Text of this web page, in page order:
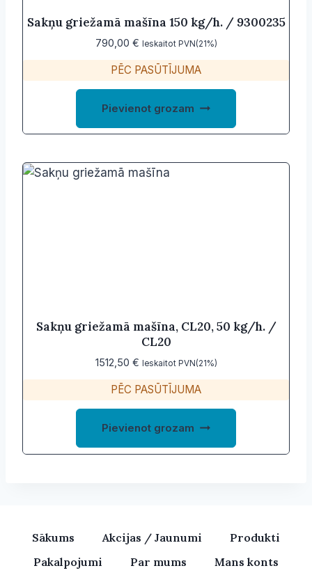
Sakņu griežamā mašīna 150 kg/h. / 9300235
790,00 € Ieskaitot PVN(21%)
PĒC PASŪTĪJUMA
Pievienot grozam
Sakņu griežamā mašīna, CL20, 50 kg/h. /
CL20
1512,50 € Ieskaitot PVN(21%)
PĒC PASŪTĪJUMA
Pievienot grozam
Sākums Akcijas / Jaunumi
Produkti
Pakalpojumi
Par mums Mans konts